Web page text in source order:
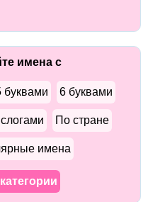
имена с
буквами 6 буквами
По стране
имена